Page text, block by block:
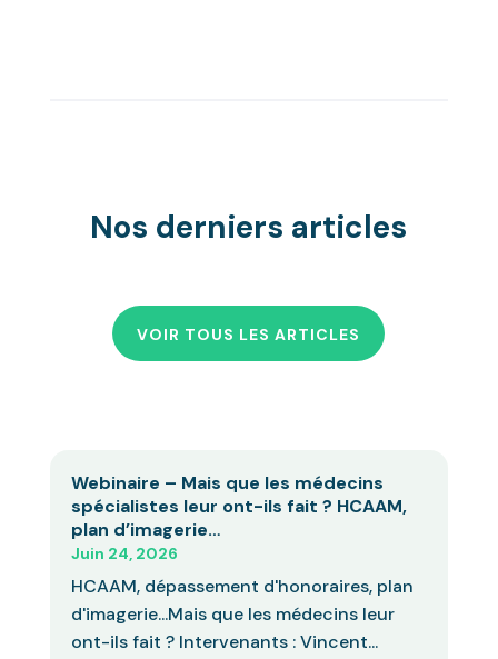
Nos derniers articles
VOIR TOUS LES ARTICLES
Webinaire – Mais que les médecins
spécialistes leur ont-ils fait ? HCAAM,
plan d’imagerie…
Juin 24, 2026
HCAAM, dépassement d'honoraires, plan
d'imagerie...Mais que les médecins leur
ont-ils fait ? Intervenants : Vincent...